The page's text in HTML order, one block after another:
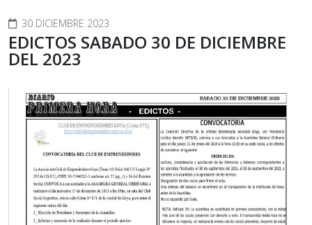
30 DICIEMBRE 2023
EDICTOS SABADO 30 DE DICIEMBRE
DEL 2023